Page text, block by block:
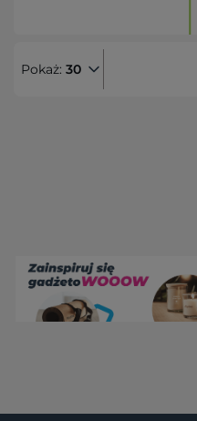
Pokaż: 30